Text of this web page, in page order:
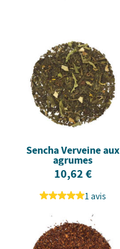
Sencha Verveine aux
agrumes
10,62 €
1 avis